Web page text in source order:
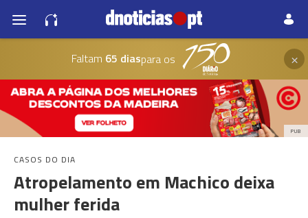
Faltam 65 diaspara os ×
PUB
CASOS DO DIA
Atropelamento em Machico deixa
mulher ferida